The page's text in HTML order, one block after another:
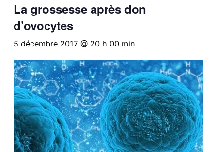
La grossesse après don
d’ovocytes
5 décembre 2017 @ 20 h 00 min